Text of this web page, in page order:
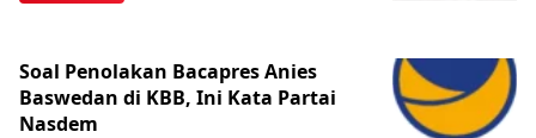
Soal Penolakan Bacapres Anies
Baswedan di KBB, Ini Kata Partai
Nasdem